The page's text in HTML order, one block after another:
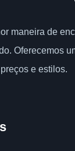
maneira de
Oferecemos
e estilos.